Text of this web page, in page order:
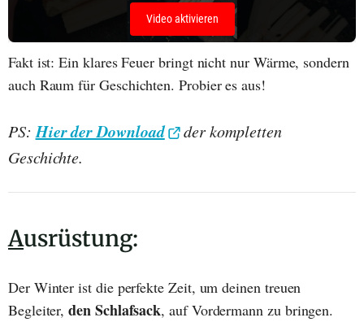
Video aktivieren
Fakt ist: Ein klares Feuer bringt nicht nur Wärme, sondern
auch Raum für Geschichten. Probier es aus!
PS: Hier der Download
der kompletten
Geschichte.
Ausrüstung:
Der Winter ist die perfekte Zeit, um deinen treuen
Begleiter, den Schlafsack, auf Vordermann zu bringen.